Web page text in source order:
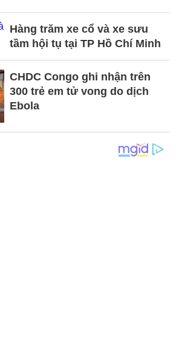
Hàng trăm xe cổ và xe sưu
tầm hội tụ tại TP Hồ Chí Minh
CHDC Congo ghi nhận trên
300 trẻ em tử vong do dịch
Ebola